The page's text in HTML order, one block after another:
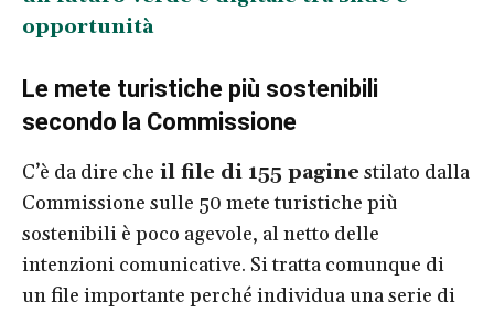
opportunità
Le mete turistiche più sostenibili
secondo la Commissione
C’è da dire che il file di 155 pagine stilato dalla
Commissione sulle 50 mete turistiche più
sostenibili è poco agevole, al netto delle
intenzioni comunicative. Si tratta comunque di
un file importante perché individua una serie di